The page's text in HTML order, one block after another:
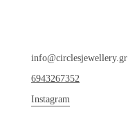
info@circlesjewellery.gr
6943267352
Instagram